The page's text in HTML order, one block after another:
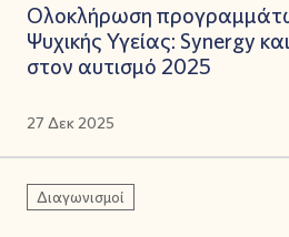
Ολοκλήρωση
Ψυχικής Υγείας: Synergy
στον αυτισμό 2025
27 Δεκ 2025
Διαγωνισμοί